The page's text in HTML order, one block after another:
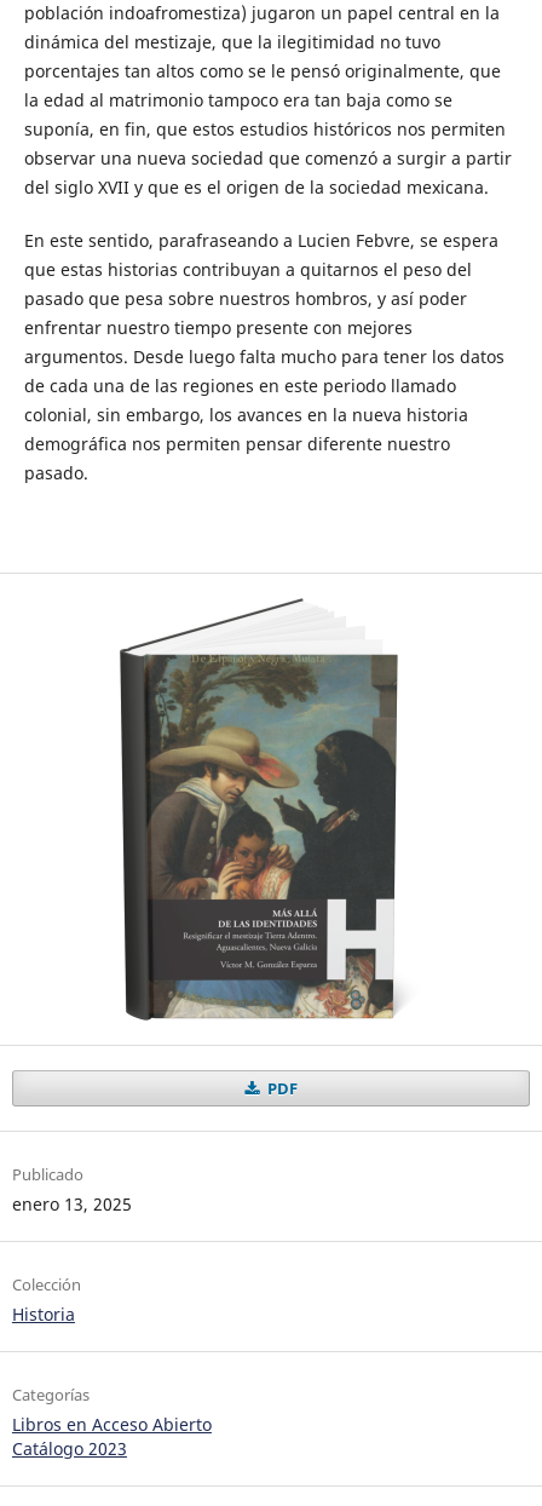
población indoafromestiza) jugaron un papel central en la
dinámica del mestizaje, que la ilegitimidad no tuvo
porcentajes tan altos como se le pensó originalmente, que
la edad al matrimonio tampoco era tan baja como se
suponía, en fin, que estos estudios históricos nos permiten
observar una nueva sociedad que comenzó a surgir a partir
del siglo XVII y que es el origen de la sociedad mexicana.
En este sentido, parafraseando a Lucien Febvre, se espera
que estas historias contribuyan a quitarnos el peso del
pasado que pesa sobre nuestros hombros, y así poder
enfrentar nuestro tiempo presente con mejores
argumentos. Desde luego falta mucho para tener los datos
de cada una de las regiones en este periodo llamado
colonial, sin embargo, los avances en la nueva historia
demográfica nos permiten pensar diferente nuestro
pasado.
PDF
Publicado
enero 13, 2025
Colección
Historia
Categorías
Libros en Acceso Abierto
Catálogo 2023